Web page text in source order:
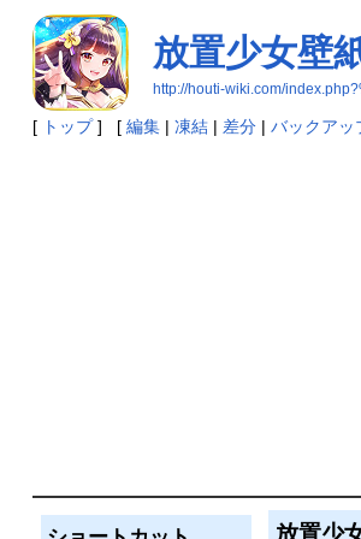
放置少女壁
http://houti-wiki.com/
[ トップ] [ 編集| 凍結| 差分| バックアッ
放置少